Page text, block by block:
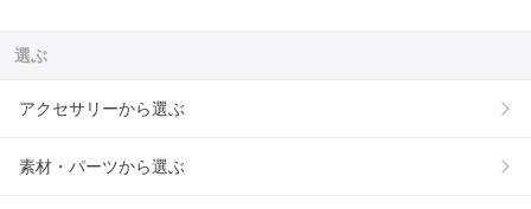
選ぶ
アクセサリーから選ぶ
素材・パーツから選ぶ